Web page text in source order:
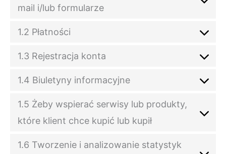
mail i/lub formularze
1.2 Płatności
1.3 Rejestracja konta
1.4 Biuletyny informacyjne
1.5 Żeby wspierać serwisy lub produkty,
które klient chce kupić lub kupił
1.6 Tworzenie i analizowanie statystyk